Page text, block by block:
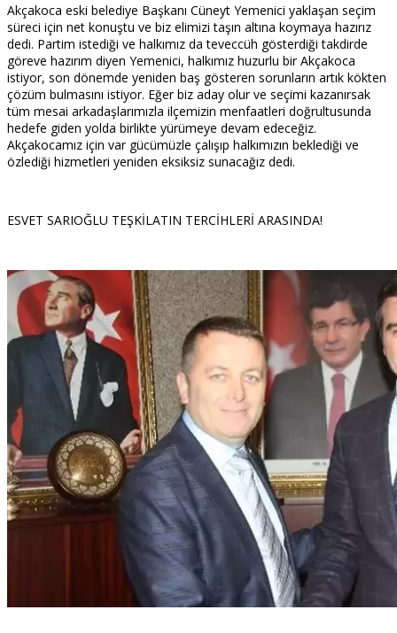
Akçakoca eski belediye Başkanı Cüneyt Yemenici yaklaşan seçim
süreci için net konuştu ve biz elimizi taşın altına koymaya hazırız
dedi. Partim istediği ve halkımız da teveccüh gösterdiği takdirde
göreve hazırım diyen Yemenici, halkımız huzurlu bir Akçakoca
istiyor, son dönemde yeniden baş gösteren sorunların artık kökten
çözüm bulmasını istiyor. Eğer biz aday olur ve seçimi kazanırsak
tüm mesai arkadaşlarımızla ilçemizin menfaatleri doğrultusunda
hedefe giden yolda birlikte yürümeye devam edeceğiz.
Akçakocamız için var gücümüzle çalışıp halkımızın beklediği ve
özlediği hizmetleri yeniden eksiksiz sunacağız dedi.
ESVET SARIOĞLU TEŞKİLATIN TERCİHLERİ ARASINDA!